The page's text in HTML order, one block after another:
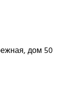
дом 50